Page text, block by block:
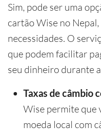
Sim, pode ser uma
cartão Wise no
necessidades. O
que podem facilitar
seu dinheiro durante
Taxas de câmbio
Wise permite que
moeda local com